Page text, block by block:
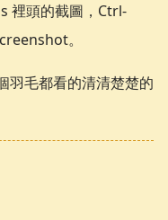
裡頭的截圖，Ctrl-
。
羽毛都看的清清楚楚的